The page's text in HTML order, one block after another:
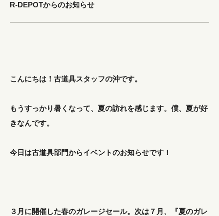
R-DEPOTからのお知らせ
こんにちは！古道具スタッフの沖です。
もうすっかり暑くなって、夏の訪れを感じます。僕、夏が好
きなんです。
今日は古道具部門からイベントのお知らせです！
３月に開催した春のガレージセール。次は７月、『夏のガレ